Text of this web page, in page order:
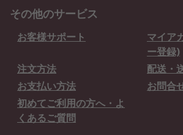
その他のサービス
お客様サポート
マイア
ー登録)
注文方法
配送・
お支払い方法
お問合
初めてご利用の方へ・よ
くあるご質問